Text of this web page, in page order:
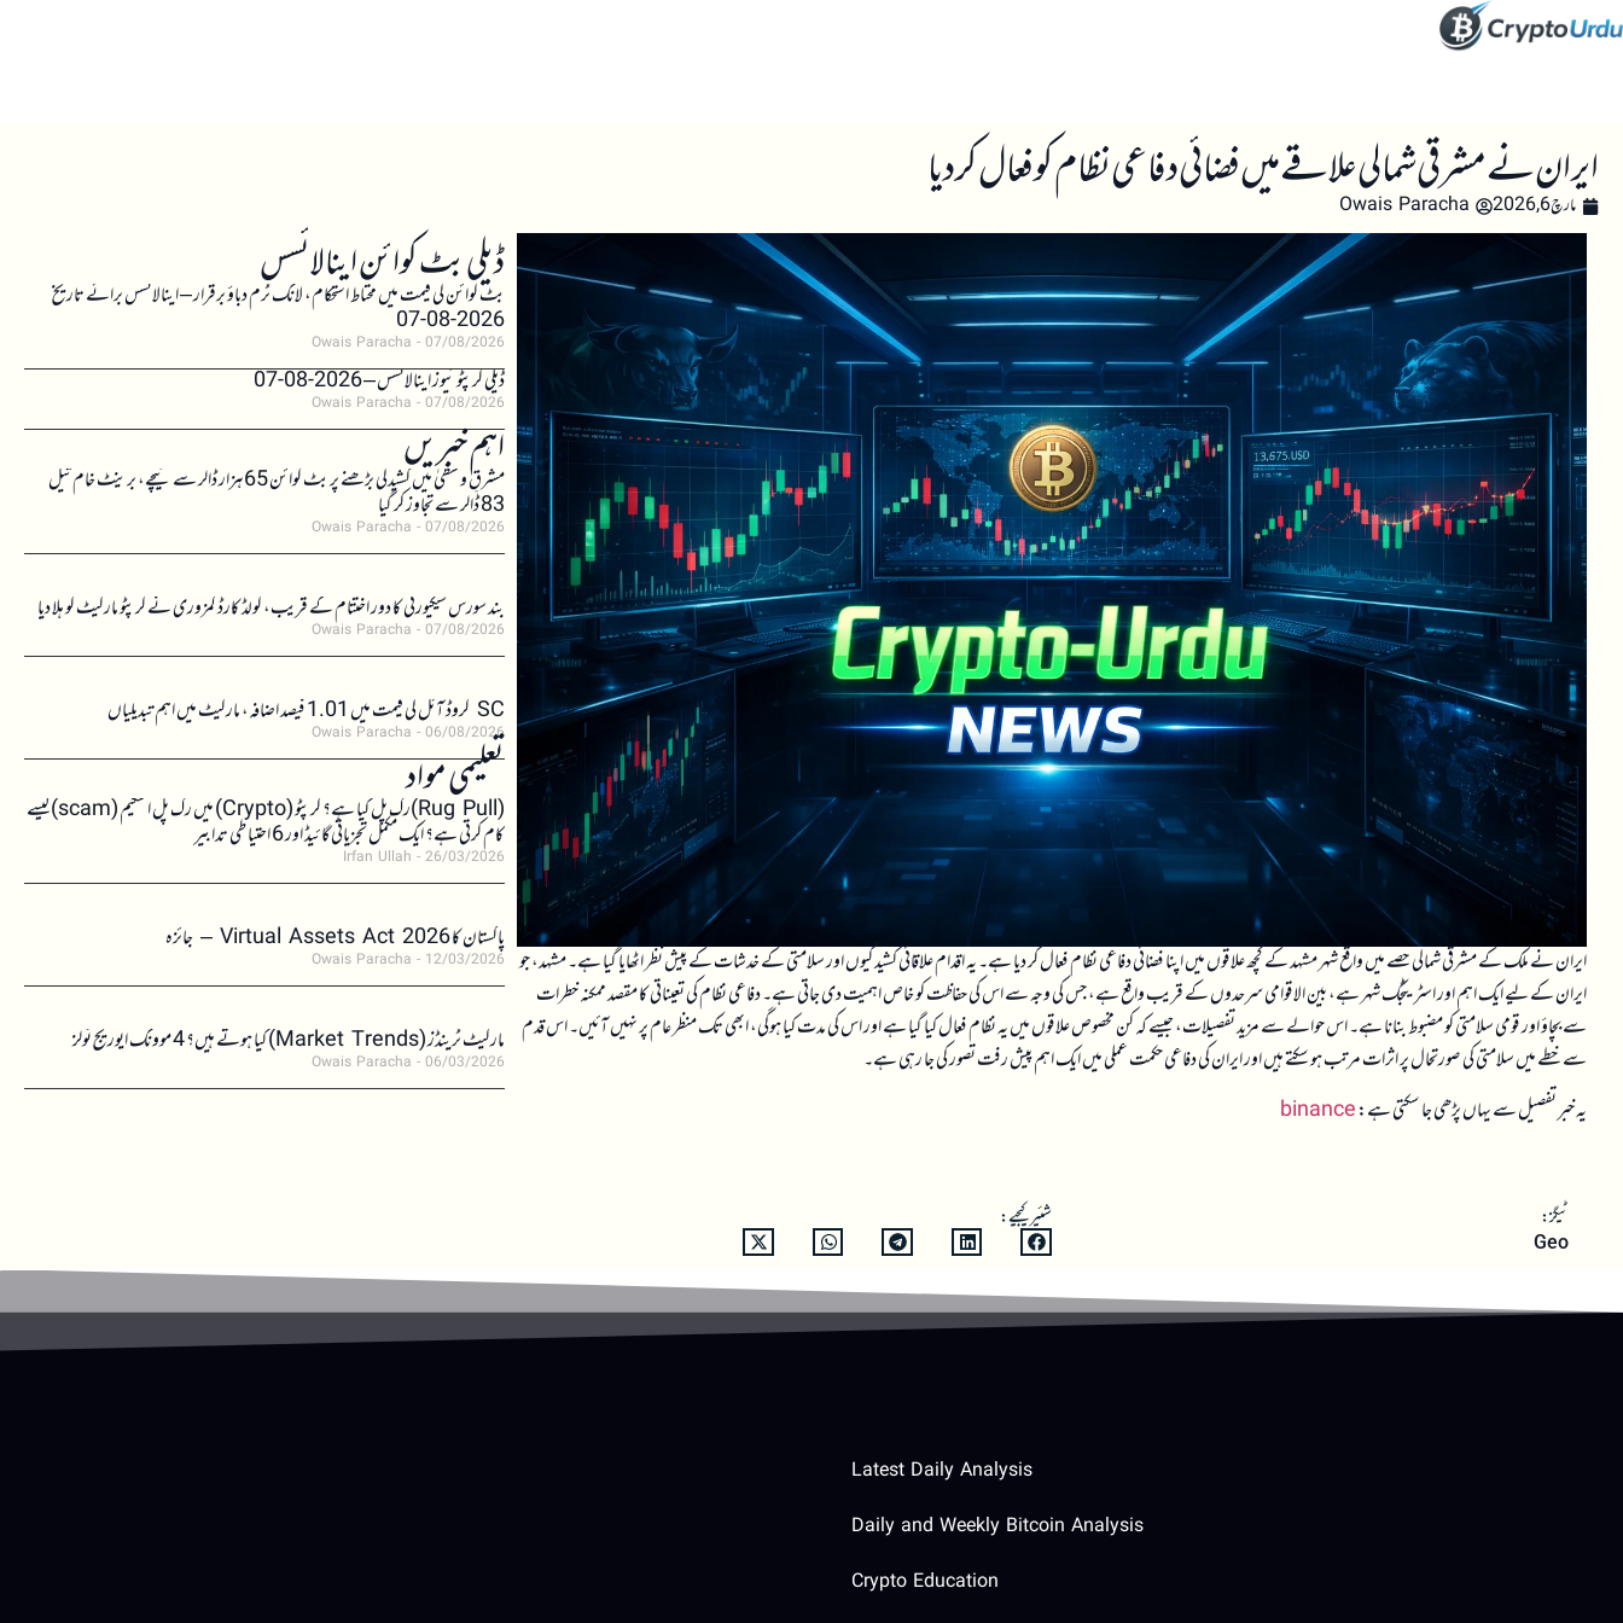
ایران نے مشرقی شمالی علاقے میں فضائی دفاعی نظام کو فعال کر دیا
مارچ 6, 2026 Owais Paracha
ایران نے ملک کے مشرقی شمالی حصے میں واقع شہر مشہد کے کچھ علاقوں میں اپنا فضائی دفاعی نظام فعال کر دیا ہے۔ یہ اقدام علاقائی کشیدگیوں اور سلامتی کے خدشات کے پیش نظر اٹھایا گیا ہے۔ مشہد، جو
ایران کے لیے ایک اہم اور اسٹریٹجک شہر ہے، بین الاقوامی سرحدوں کے قریب واقع ہے، جس کی وجہ سے اس کی حفاظت کو خاص اہمیت دی جاتی ہے۔ دفاعی نظام کی تعیناتی کا مقصد ممکنہ خطرات
سے بچاؤ اور قومی سلامتی کو مضبوط بنانا ہے۔ اس حوالے سے مزید تفصیلات، جیسے کہ کن مخصوص علاقوں میں یہ نظام فعال کیا گیا ہے اور اس کی مدت کیا ہوگی، ابھی تک منظر عام پر نہیں آئیں۔ اس قدم
سے خطے میں سلامتی کی صورتحال پر اثرات مرتب ہو سکتے ہیں اور ایران کی دفاعی حکمت عملی میں ایک اہم پیش رفت تصور کی جا رہی ہے۔
یہ خبر تفصیل سے یہاں پڑھی جا سکتی ہے:binance
ٹیگز:
Geo
شئیر کیجیے:
ڈیلی بٹ کوائن اینالائسس
بٹ کوائن کی قیمت میں محتاط استحکام، لانگ ٹرم دباؤ برقرار – اینالائسس برائے تاریخ
2026-08-07
Owais Paracha 07/08/2026
ڈیلی کرپٹو نیوز اینالائسس – 2026-08-07
Owais Paracha 07/08/2026
اہم خبریں مشرقِ وسطیٰ میں کشیدگی بڑھنے پر بٹ کوائن 65 ہزار ڈالر سے نیچے، برینٹ خام تیل
83 ڈالر سے تجاوز کر گیا
Owais Paracha 07/08/2026
بند سورس سیکیورٹی کا دور اختتام کے قریب، کولڈ کارڈ کمزوری نے کرپٹو مارکیٹ کو ہلا دیا
Owais Paracha 07/08/2026
SC کروڈ آئل کی قیمت میں 1.01 فیصد اضافہ، مارکیٹ میں اہم تبدیلیاں
Owais Paracha 06/08/2026
تعلیمی مواد (Rug Pull)رگ پل کیا ہے؟ کرپٹو (Crypto) میں رگ پل اسکیم (scam)کیسے
کام کرتی ہے؟ ایک مکمل تجزیاتی گائیڈ اور 6 احتیاطی تدابیر
Irfan Ullah 26/03/2026
پاکستان کا Virtual Assets Act 2026 – جائزہ
Owais Paracha 12/03/2026
مارکیٹ ٹرینڈز (Market Trends) کیا ہوتے ہیں؟ 4 موونگ ایوریج ٹولز
Owais Paracha 06/03/2026
Latest Daily Analysis
Daily and Weekly Bitcoin Analysis
Crypto Education